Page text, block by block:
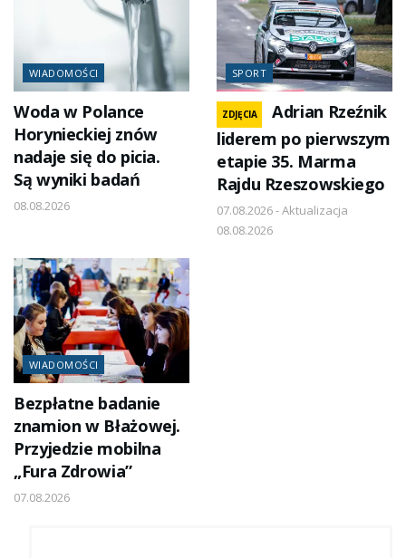
WIADOMOŚCI
Woda w Polance
Horynieckiej znów
nadaje się do picia.
Są wyniki badań
08.08.2026
SPORT
ZDJĘCIA
Adrian Rzeźnik
liderem po pierwszym
etapie 35. Marma
Rajdu Rzeszowskiego
07.08.2026 - Aktualizacja
08.08.2026
WIADOMOŚCI
Bezpłatne badanie
znamion w Błażowej.
Przyjedzie mobilna
„Fura Zdrowia”
07.08.2026